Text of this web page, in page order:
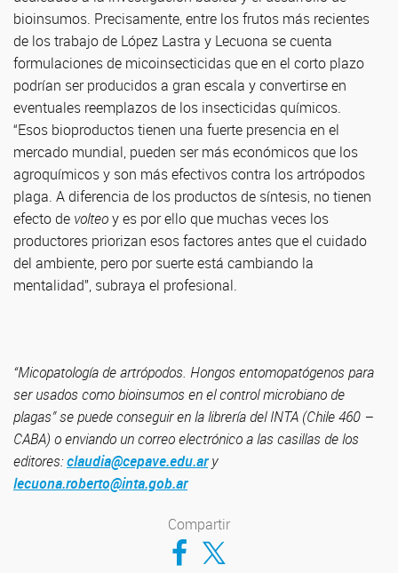
bioinsumos. Precisamente, entre los frutos más recientes
de los trabajo de López Lastra y Lecuona se cuenta
formulaciones de micoinsecticidas que en el corto plazo
podrían ser producidos a gran escala y convertirse en
eventuales reemplazos de los insecticidas químicos.
“Esos bioproductos tienen una fuerte presencia en el
mercado mundial, pueden ser más económicos que los
agroquímicos y son más efectivos contra los artrópodos
plaga. A diferencia de los productos de síntesis, no tienen
efecto de volteoy es por ello que muchas veces los
productores priorizan esos factores antes que el cuidado
del ambiente, pero por suerte está cambiando la
mentalidad”, subraya el profesional.
“Micopatología de artrópodos. Hongos entomopatógenos para
ser usados como bioinsumos en el control microbiano de
plagas” se puede conseguir en la librería del INTA (Chile 460 –
CABA) o enviando un correo electrónico a las casillas de los
editores:claudia@cepave.edu.ary
lecuona.roberto@inta.gob.ar
Compartir
Compartir en Facebook
Compartir en Twitter